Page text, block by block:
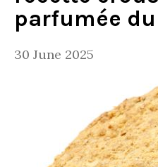
parfumée
30 June 2025